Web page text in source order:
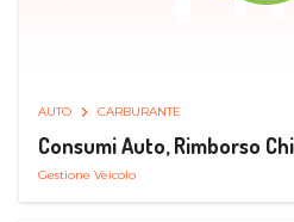
AUTO CARBURANTE
Consumi Auto, Rimborso
Gestione Veicolo